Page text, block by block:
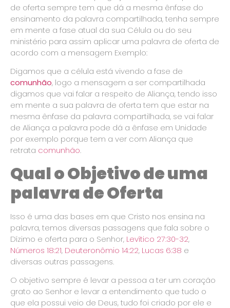
de oferta sempre tem que dá a mesma ênfase do
ensinamento da palavra compartilhada, tenha sempre
em mente a fase atual da sua Célula ou do seu
ministério para assim aplicar uma palavra de oferta de
acordo com a mensagem Exemplo:
Digamos que a célula está vivendo a fase de
comunhão, logo a mensagem a ser compartilhada
digamos que vai falar a respeito de Aliança, tendo isso
em mente a sua palavra de oferta tem que estar na
mesma ênfase da palavra compartilhada, se vai falar
de Aliança a palavra pode dá a ênfase em Unidade
por exemplo porque tem a ver com Aliança que
retrata comunhão.
Qual o Objetivo de uma
palavra de Oferta
Isso é uma das bases em que Cristo nos ensina na
palavra, temos diversas passagens que fala sobre o
Dízimo e oferta para o Senhor, Levítico 27:30-32,
Números 18:21, Deuteronômio 14:22, Lucas 6:38 e
diversas outras passagens.
O objetivo sempre é levar a pessoa a ter um coração
grato ao Senhor e levar a entendimento que tudo o
que ela possui veio de Deus, tudo foi criado por ele e